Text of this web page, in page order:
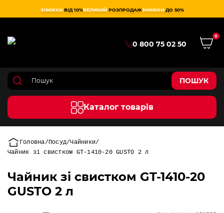
ЗНИЖКИ ВІД 10%ВЕЛИКИЙ РОЗПРОДАЖЗНИЖКИ ДО 50%
0 800 75 02 50
0
ПОШУК
Каталог товарів
Головна Посуд Чайники
Чайник зі свистком GT-1410-20 GUSTO 2 л
Чайник зі свистком GT-1410-20
GUSTO 2 л